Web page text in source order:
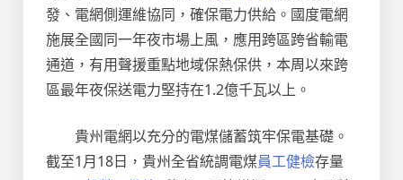
發、電網側運維協同，確保電力供給。國度電網
施展全國同一年夜市場上風，應用跨區跨省輸電
通道，有用聲援重點地域保熱保供，本周以來跨
區最年夜保送電力堅持在1.2億千瓦以上。
貴州電網以充分的電煤儲蓄筑牢保電基礎。
截至1月18日，貴州全省統調電煤員工健檢存量